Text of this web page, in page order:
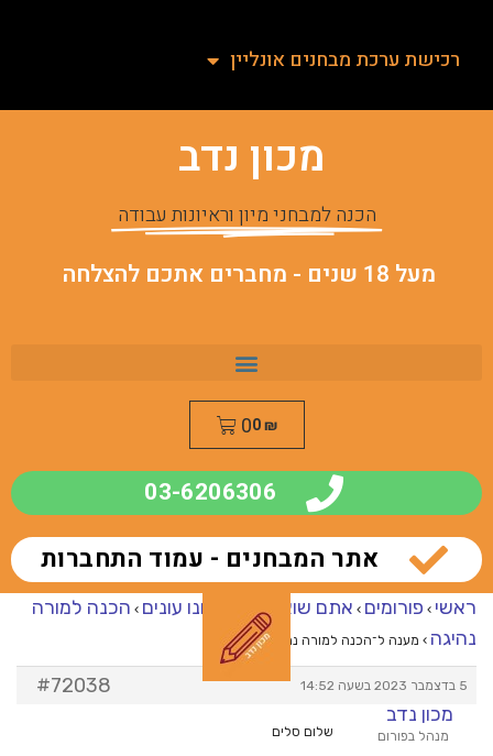
רכישת ערכת מבחנים אונליין
מכון נדב
הכנה למבחני מיון וראיונות עבודה
מעל 18 שנים - מחברים אתכם להצלחה
0₪
0
03-6206306
אתר המבחנים - עמוד התחברות
ראשי › פורומים › אתם שואלים – אנחנו עונים › הכנה למורה
נהיגה › מענה ל־הכנה למורה נהיגה
5 בדצמבר 2023 בשעה 14:52
#72038
מכון נדב
מנהל בפורום שלום סלים